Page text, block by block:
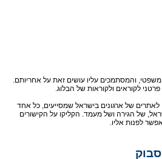
משפטי, והמסתמכים עליו עושים זאת על אחריותם.
פרטני לקוראים ולקוראות של הבלוג.
של ארגונים בישראל שמסייעים, כל אחד
של הגירה ושל מעמד. הקליקו על הקישורים
לפנות אליו.